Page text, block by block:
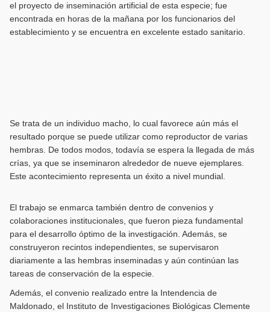
el proyecto de inseminación artificial de esta especie; fue
encontrada en horas de la mañana por los funcionarios del
establecimiento y se encuentra en excelente estado sanitario.
Se trata de un individuo macho, lo cual favorece aún más el
resultado porque se puede utilizar como reproductor de varias
hembras. De todos modos, todavía se espera la llegada de más
crías, ya que se inseminaron alrededor de nueve ejemplares.
Este acontecimiento representa un éxito a nivel mundial.
El trabajo se enmarca también dentro de convenios y
colaboraciones institucionales, que fueron pieza fundamental
para el desarrollo óptimo de la investigación. Además, se
construyeron recintos independientes, se supervisaron
diariamente a las hembras inseminadas y aún continúan las
tareas de conservación de la especie.
Además, el convenio realizado entre la Intendencia de
Maldonado, el Instituto de Investigaciones Biológicas Clemente